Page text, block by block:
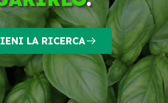
LA RICERCA